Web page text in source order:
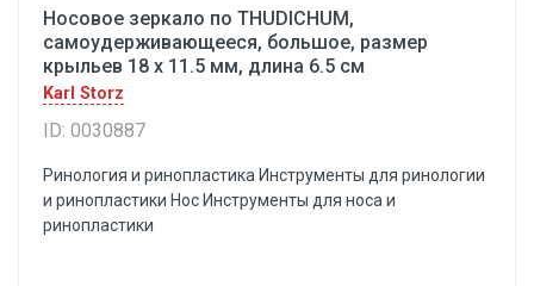
Носовое зеркало по THUDICHUM,
самоудерживающееся, большое, размер
крыльев 18 х 11.5 мм, длина 6.5 см
Karl Storz
ID: 0030887
Ринология и ринопластика Инструменты для ринологии
и ринопластики Hoc Инструменты для носа и
ринопластики